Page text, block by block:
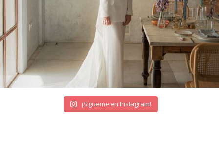
¡Sígueme en Instagram!